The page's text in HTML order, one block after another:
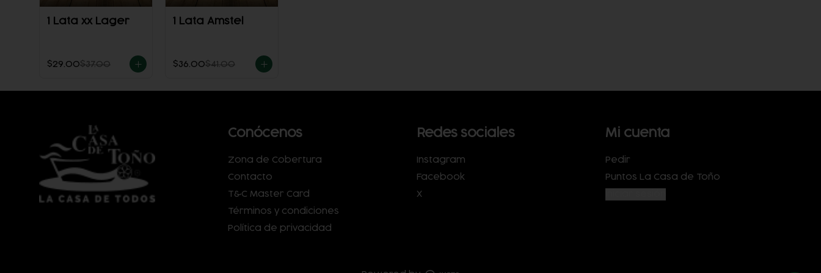
1 Lata xx Lager
$29.00$37.00
1 Lata Amstel
$36.00$41.00
Conócenos
Zona de Cobertura
Contacto
T&C Master Card
Términos y condiciones
Política de privacidad
Redes sociales
Instagram
Facebook
X
Mi cuenta
Pedir
Puntos La Casa de Toño